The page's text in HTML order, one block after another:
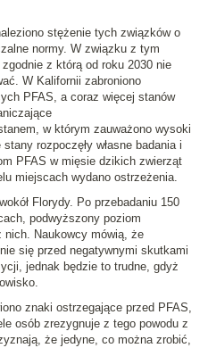
stężenie tych związków o
normy. W związku z tym
z którą od roku 2030 nie
W Kalifornii zabroniono
PFAS, a coraz więcej stanów
w którym zauważono wysoki
rozpoczęły własne badania i
PFAS w mięsie dzikich zwierząt
miejscach wydano ostrzeżenia.
Florydy. Po przebadaniu 150
podwyższony poziom
nich. Naukowcy mówią, że
się przed negatywnymi skutkami
jednak będzie to trudne, gdyż
znaki ostrzegające przed PFAS,
osób zrezygnuje z tego powodu z
że jedyne, co można zrobić,